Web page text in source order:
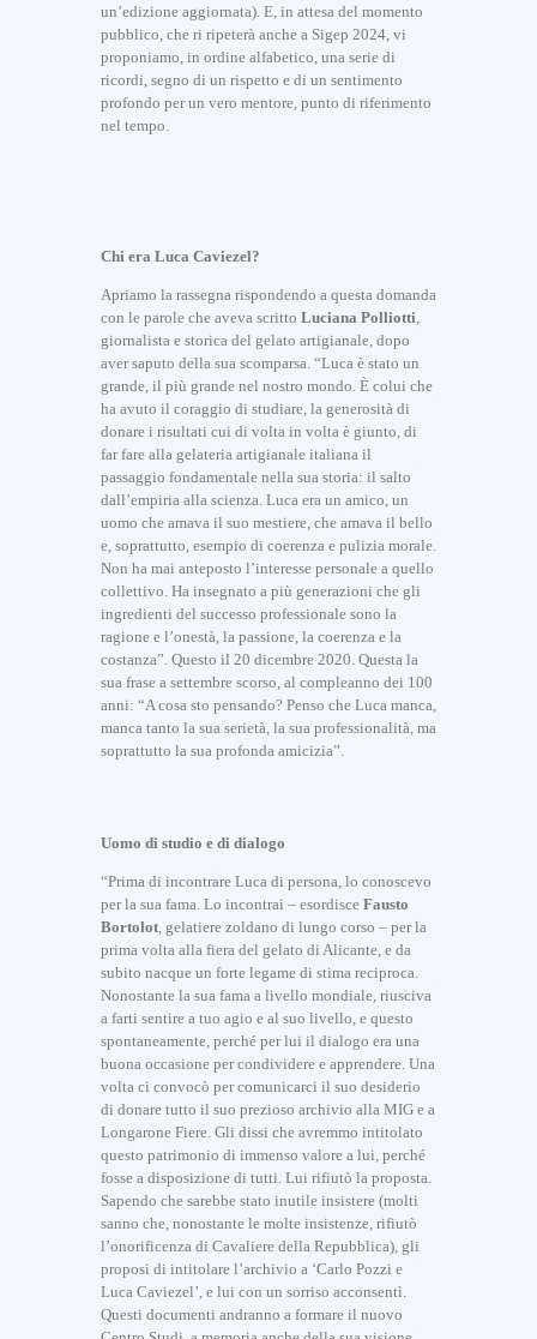
un’edizione aggiornata). E, in attesa del momento
pubblico, che ri ripeterà anche a Sigep 2024, vi
proponiamo, in ordine alfabetico, una serie di
ricordi, segno di un rispetto e di un sentimento
profondo per un vero mentore, punto di riferimento
nel tempo.
Chi era Luca Caviezel?
Apriamo la rassegna rispondendo a questa domanda
con le parole che aveva scritto Luciana Polliotti,
giornalista e storica del gelato artigianale, dopo
aver saputo della sua scomparsa. “Luca è stato un
grande, il più grande nel nostro mondo. È colui che
ha avuto il coraggio di studiare, la generosità di
donare i risultati cui di volta in volta è giunto, di
far fare alla gelateria artigianale italiana il
passaggio fondamentale nella sua storia: il salto
dall’empiria alla scienza. Luca era un amico, un
uomo che amava il suo mestiere, che amava il bello
e, soprattutto, esempio di coerenza e pulizia morale.
Non ha mai anteposto l’interesse personale a quello
collettivo. Ha insegnato a più generazioni che gli
ingredienti del successo professionale sono la
ragione e l’onestà, la passione, la coerenza e la
costanza”. Questo il 20 dicembre 2020. Questa la
sua frase a settembre scorso, al compleanno dei 100
anni: “A cosa sto pensando? Penso che Luca manca,
manca tanto la sua serietà, la sua professionalità, ma
soprattutto la sua profonda amicizia”.
Uomo di studio e di dialogo
“Prima di incontrare Luca di persona, lo conoscevo
per la sua fama. Lo incontrai – esordisce Fausto
Bortolot, gelatiere zoldano di lungo corso – per la
prima volta alla fiera del gelato di Alicante, e da
subito nacque un forte legame di stima reciproca.
Nonostante la sua fama a livello mondiale, riusciva
a farti sentire a tuo agio e al suo livello, e questo
spontaneamente, perché per lui il dialogo era una
buona occasione per condividere e apprendere. Una
volta ci convocò per comunicarci il suo desiderio
di donare tutto il suo prezioso archivio alla MIG e a
Longarone Fiere. Gli dissi che avremmo intitolato
questo patrimonio di immenso valore a lui, perché
fosse a disposizione di tutti. Lui rifiutò la proposta.
Sapendo che sarebbe stato inutile insistere (molti
sanno che, nonostante le molte insistenze, rifiutò
l’onorificenza di Cavaliere della Repubblica), gli
proposi di intitolare l’archivio a ‘Carlo Pozzi e
Luca Caviezel’, e lui con un sorriso acconsentì.
Questi documenti andranno a formare il nuovo